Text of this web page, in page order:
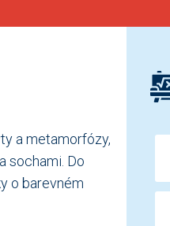
a metamorfózy,
sochami. Do
o barevném